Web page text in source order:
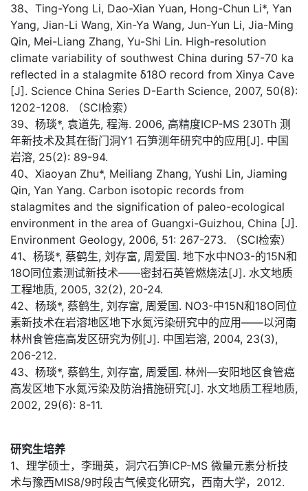
38、Ting-Yong Li, Dao-Xian Yuan, Hong-Chun Li*, Yan
Yang, Jian-Li Wang, Xin-Ya Wang, Jun-Yun Li, Jia-Ming
Qin, Mei-Liang Zhang, Yu-Shi Lin. High-resolution
climate variability of southwest China during 57-70 ka
reflected in a stalagmite δ18O record from Xinya Cave
[J]. Science China Series D-Earth Science, 2007, 50(8):
1202-1208. （SCI检索）
39、杨琰*, 袁道先, 程海. 2006, 高精度ICP-MS 230Th 测
年新技术及其在衙门洞Y1 石笋测年研究中的应用[J]. 中国
岩溶, 25(2): 89-94.
40、Xiaoyan Zhu*, Meiliang Zhang, Yushi Lin, Jiaming
Qin, Yan Yang. Carbon isotopic records from
stalagmites and the signification of paleo-ecological
environment in the area of Guangxi-Guizhou, China [J].
Environment Geology, 2006, 51: 267-273. （SCI检索）
41、杨琰*, 蔡鹤生, 刘存富, 周爱国. 地下水中NO3-的15N和
18O同位素测试新技术——密封石英管燃烧法[J]. 水文地质
工程地质, 2005, 32(2), 20-24.
42、杨琰*, 蔡鹤生, 刘存富, 周爱国. NO3-中15N和18O同位
素新技术在岩溶地区地下水氮污染研究中的应用——以河南
林州食管癌高发区研究为例[J]. 中国岩溶, 2004, 23(3),
206-212.
43、杨琰*, 蔡鹤生, 刘存富, 周爱国. 林州—安阳地区食管癌
高发区地下水氮污染及防治措施研究[J]. 水文地质工程地质,
2002, 29(6): 8-11.
研究生培养
1、理学硕士，李珊英，洞穴石笋ICP-MS 微量元素分析技
术与豫西MIS8/9时段古气候变化研究，西南大学，2012.